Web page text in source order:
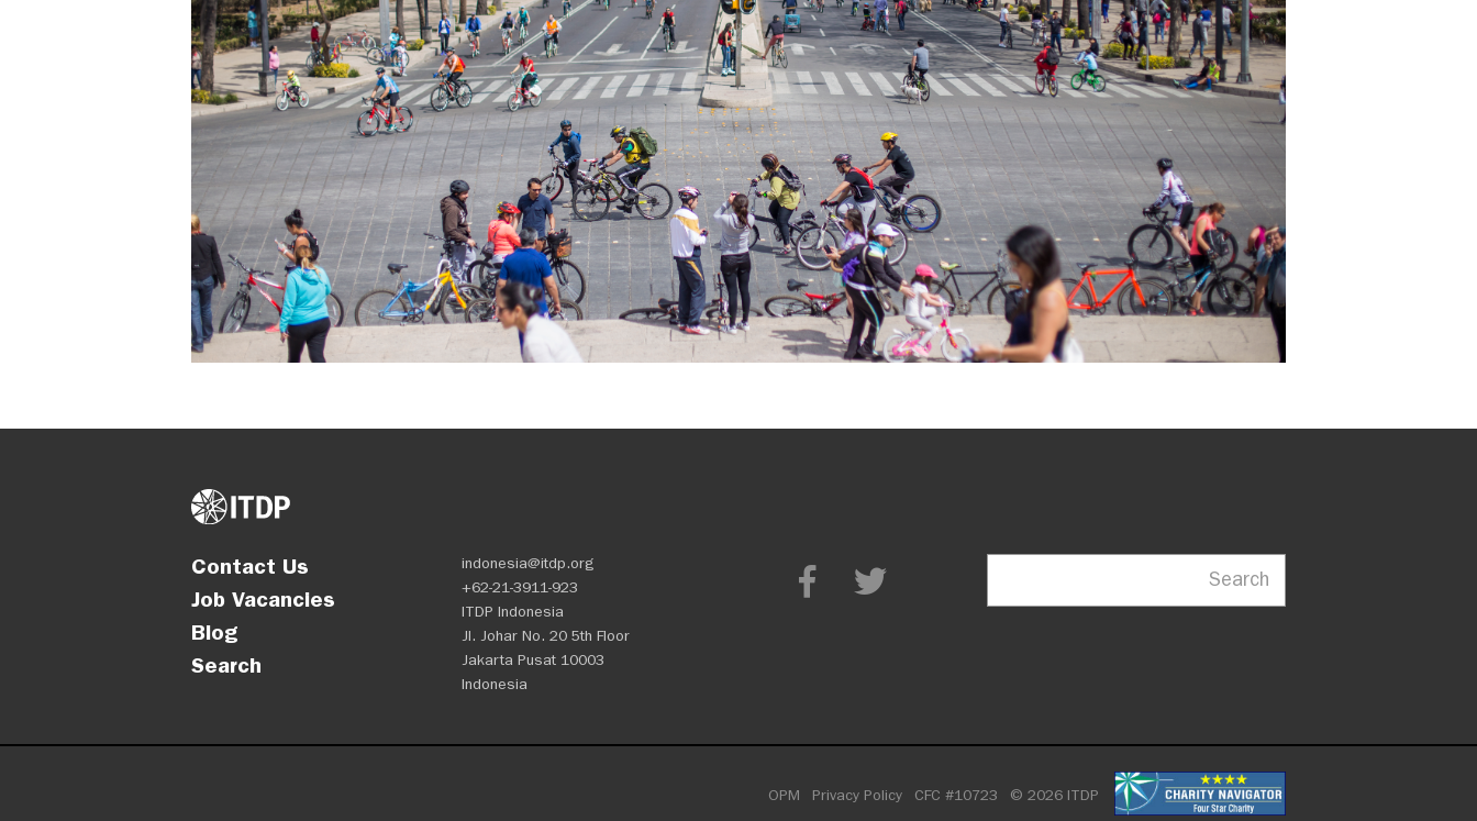
Contact Us
Job Vacancies
Blog
Search
indonesia@itdp.org
+62-21-3911-923
ITDP Indonesia
Jl. Johar No. 20 5th Floor
Jakarta Pusat 10003
Indonesia
Search
OPM Privacy Policy CFC #10723 © 2026 ITDP